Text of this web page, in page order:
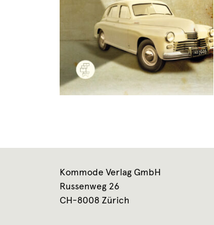
Kommode Verlag GmbH
Russenweg 26
CH-8008 Zürich